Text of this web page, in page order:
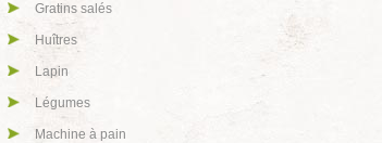
Gratins salés
Huîtres
Lapin
Légumes
Machine à pain